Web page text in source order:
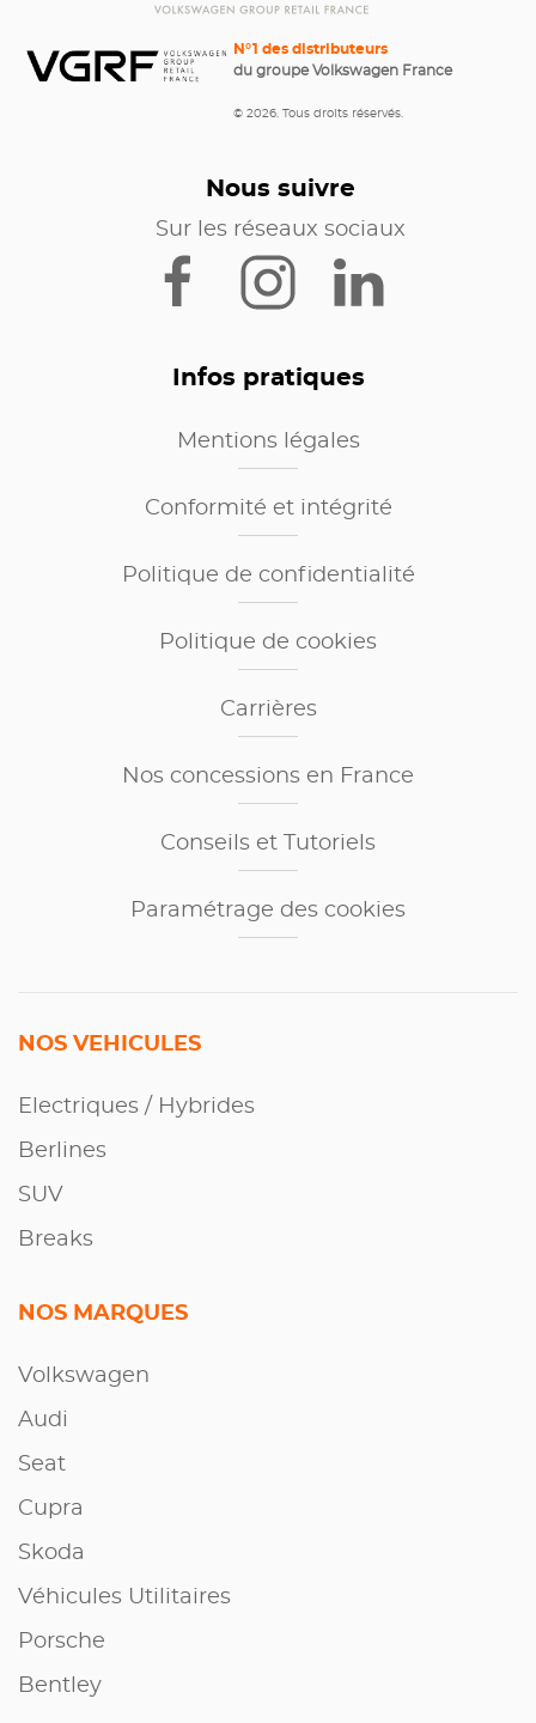
N°1 des distributeurs
du groupe Volkswagen France
© 2026. Tous droits réservés.
Nous suivre
Sur les réseaux sociaux
Infos pratiques
Mentions légales
Conformité et intégrité
Politique de confidentialité
Politique de cookies
Carrières
Nos concessions en France
Conseils et Tutoriels
Paramétrage des cookies
NOS VEHICULES
Electriques / Hybrides
Berlines
SUV
Breaks
NOS MARQUES
Volkswagen
Audi
Seat
Cupra
Skoda
Véhicules Utilitaires
Porsche
Bentley